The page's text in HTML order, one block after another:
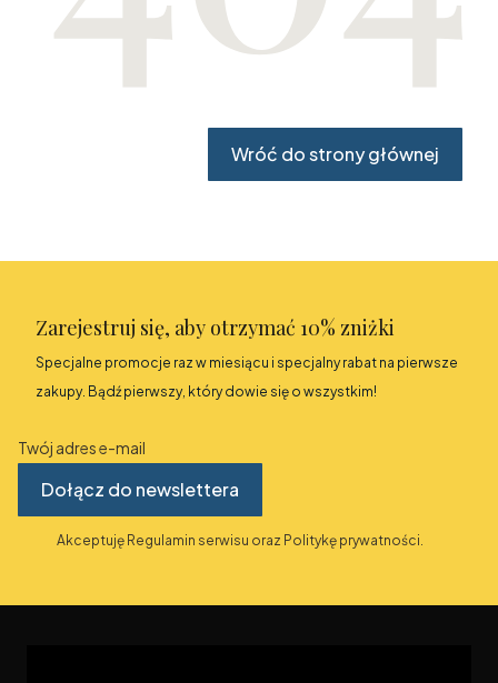
Wróć do strony głównej
Zarejestruj się, aby otrzymać 10% zniżki
Specjalne promocje raz w miesiącu i specjalny rabat na pierwsze
zakupy. Bądź pierwszy, który dowie się o wszystkim!
Twój adres e-mail
Dołącz do newslettera
Akceptuję Regulamin serwisu oraz Politykę prywatności.